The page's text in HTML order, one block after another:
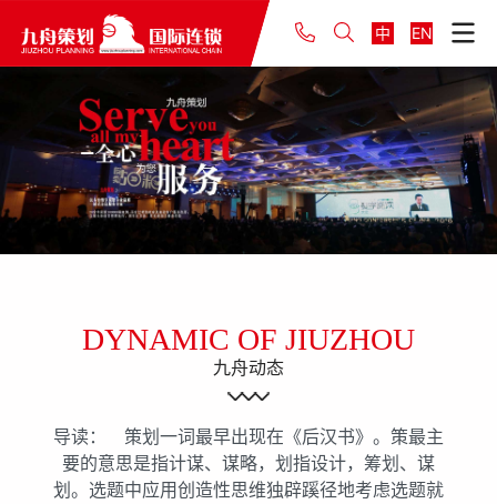
中 EN
DYNAMIC OF JIUZHOU
九舟动态
导读： 策划一词最早出现在《后汉书》。策最主
要的意思是指计谋、谋略，划指设计，筹划、谋
划。选题中应用创造性思维独辟蹊径地考虑选题就